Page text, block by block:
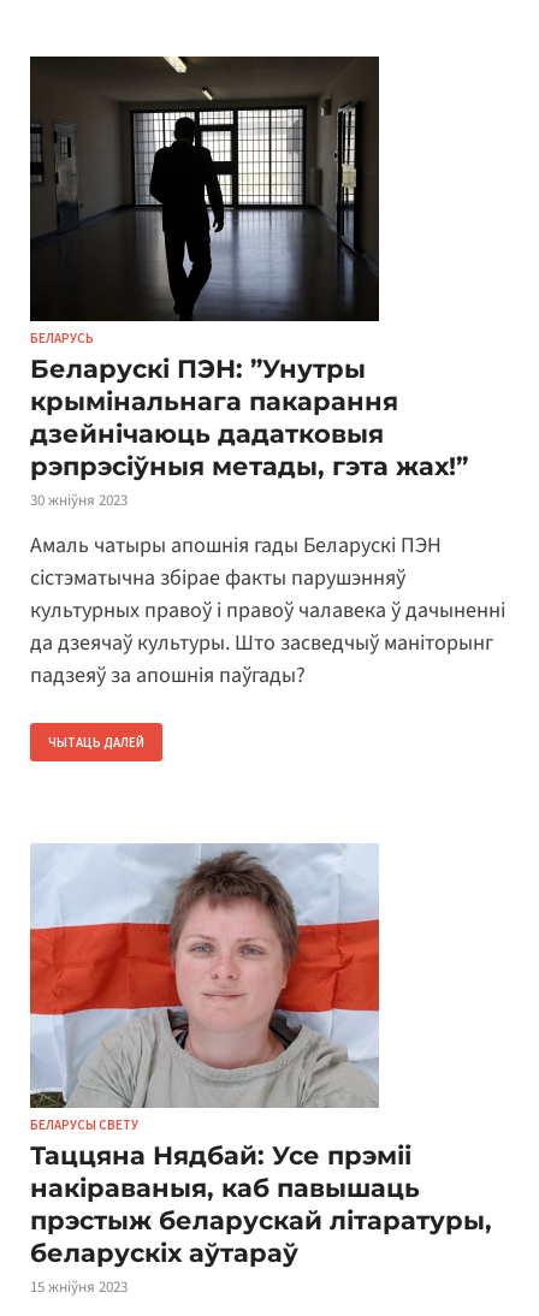
БЕЛАРУСЬ
Беларускі ПЭН: ”Унутры
крымінальнага пакарання
дзейнічаюць дадатковыя
рэпрэсіўныя метады, гэта жах!”
30 жніўня 2023
Амаль чатыры апошнія гады Беларускі ПЭН
сістэматычна збірае факты парушэнняў
культурных правоў і правоў чалавека ў дачыненні
да дзеячаў культуры. Што засведчыў маніторынг
падзеяў за апошнія паўгады?
ЧЫТАЦЬ ДАЛЕЙ
БЕЛАРУСЫ СВЕТУ
Таццяна Нядбай: Усе прэміі
накіраваныя, каб павышаць
прэстыж беларускай літаратуры,
беларускіх аўтараў
15 жніўня 2023